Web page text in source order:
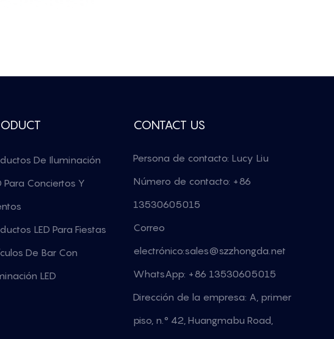
De Iluminación
Para Conciertos Y
LED Para Fiestas
De Bar Con
LED
CONTACT US
Persona de contacto: Lucy Liu
Número de contacto: +86
13530605015
Correo
electrónico:sales@szzhongda.net
WhatsApp: +86 13530605015
Dirección de la empresa: A, primer
piso, n.° 42, Huangmabu Road,